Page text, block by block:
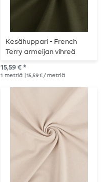
Kesähuppari - French
Terry armeijan vihreä
15,59 € *
1 metriä | 15,59 € / metriä